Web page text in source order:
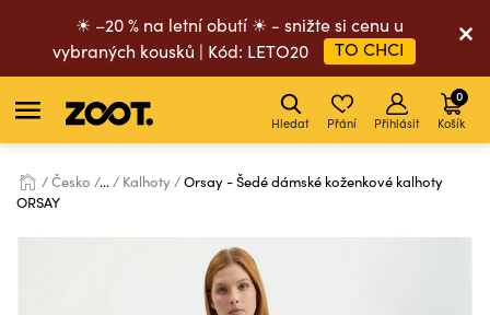
☀ –20 % na letní obutí ☀ - snižte si cenu u
vybraných kousků | Kód: LETO20
TO CHCI
Hledat Přání Přihlásit Košík
0
Česko ... Kalhoty
Orsay - Šedé dámské koženkové kalhoty
ORSAY